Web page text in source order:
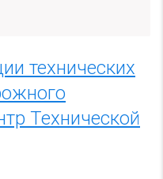
технических
Технической